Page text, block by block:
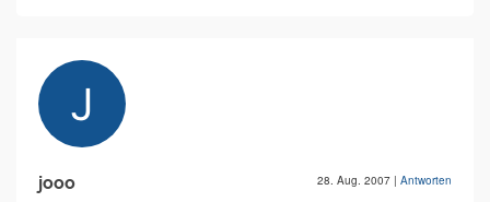
jooo 28. Aug. 2007 | Antworten